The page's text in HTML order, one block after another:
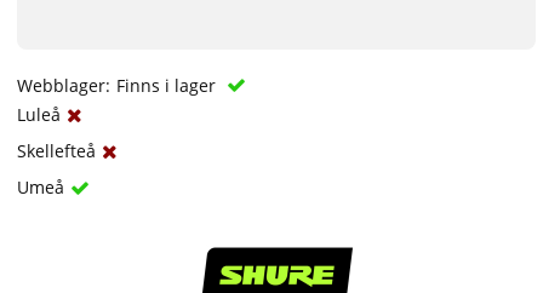
Webblager: Finns i lager
Luleå
Skellefteå
Umeå